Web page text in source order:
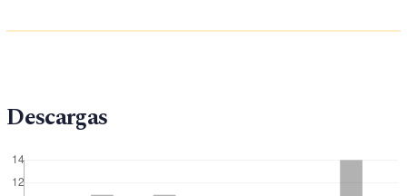
su valor. Asimismo, será notorio que el acto de
texto mismo revelará que una ofrenda aceptable es la
que une cada aspecto mencionado anteriormente:
motivación correcta, sentimiento correcto y
obediencia leal.
Descargas